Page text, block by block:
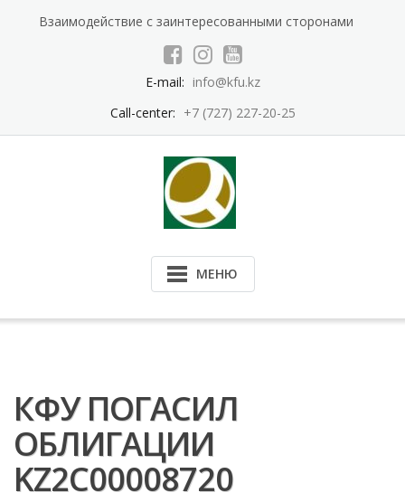
Взаимодействие с заинтересованными сторонами
E-mail: info@kfu.kz
Call-center: +7 (727) 227-20-25
МЕНЮ
КФУ ПОГАСИЛ
ОБЛИГАЦИИ
KZ2C00008720